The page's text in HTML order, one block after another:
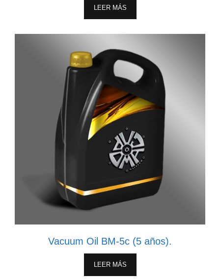
LEER MÁS
Vacuum Oil BM-5c (5 años).
LEER MÁS